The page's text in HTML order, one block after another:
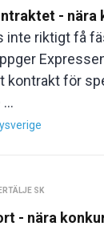
- nära
inte riktigt få
kontrakt för
SK
- nära